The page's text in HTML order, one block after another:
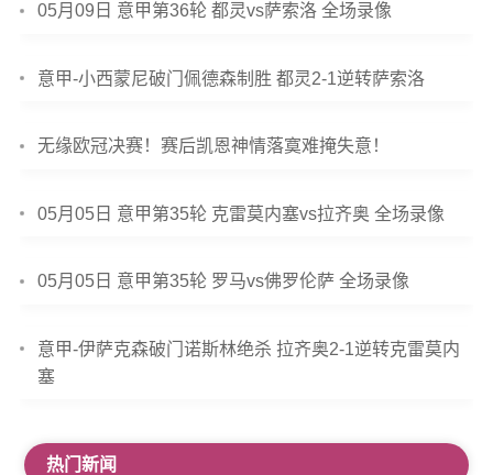
05月09日 意甲第36轮 都灵vs萨索洛 全场录像
意甲-小西蒙尼破门佩德森制胜 都灵2-1逆转萨索洛
无缘欧冠决赛！赛后凯恩神情落寞难掩失意！
05月05日 意甲第35轮 克雷莫内塞vs拉齐奥 全场录像
05月05日 意甲第35轮 罗马vs佛罗伦萨 全场录像
意甲-伊萨克森破门诺斯林绝杀 拉齐奥2-1逆转克雷莫内
塞
热门新闻